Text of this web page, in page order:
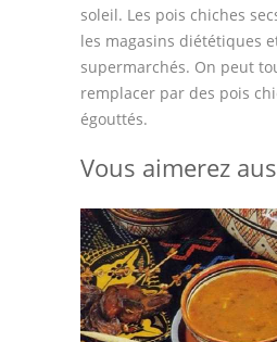
soleil. Les pois chiches
les magasins diététiques
supermarchés. On peut
remplacer par des pois
égouttés.
Vous aimerez